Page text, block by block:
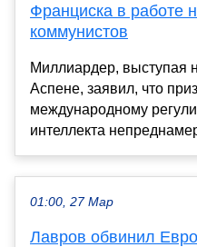
Франциска в работе
коммунистов
Миллиардер, выступая
Аспене, заявил, что
международному
интеллекта
01:00, 27 Мар
Лавров обвинил